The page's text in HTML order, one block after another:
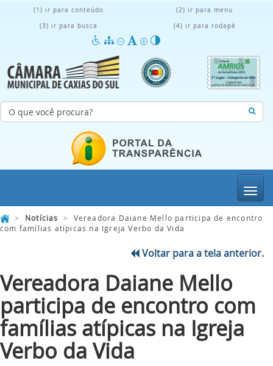
(1) ir para conteúdo
(2) ir para menu
(3) ir para busca
(4) ir para rodapé
> Notícias > Vereadora Daiane Mello participa de encontro
com famílias atípicas na Igreja Verbo da Vida
Voltar para a tela anterior.
Vereadora Daiane Mello
participa de encontro com
famílias atípicas na Igreja
Verbo da Vida